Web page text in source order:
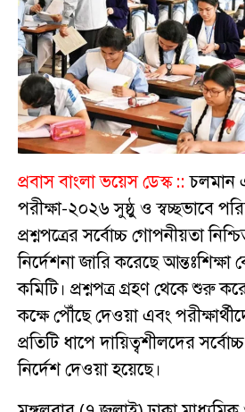
প্রবাস বাংলা ভয়েস ডেস্ক ::চলমান
পরীক্ষা-২০২৬ সুষ্ঠু ও স্বচ্ছভাবে
প্রশ্নপত্রের সর্বোচ্চ গোপনীয়তা
নির্দেশনা জারি করেছে আন্তঃশিক্ষা
কমিটি। প্রশ্নপত্র গ্রহণ থেকে শুরু
কক্ষে পৌঁছে দেওয়া এবং
প্রতিটি ধাপে দায়িত্বশীলদের
নির্দেশ দেওয়া হয়েছে।